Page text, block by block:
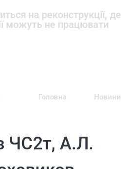
на реконструкції,
можуть не працювати
Головна Новини
ЧС2т, А.Л.